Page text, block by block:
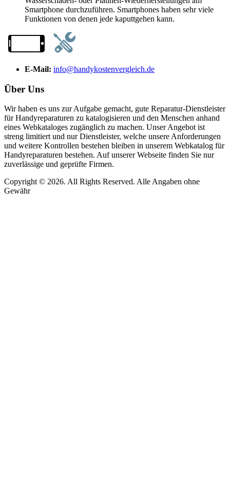
Smartphone durchzuführen. Smartphones haben sehr viele
Funktionen von denen jede kaputtgehen kann.
E-Mail: info@handykostenvergleich.de
Über Uns
Wir haben es uns zur Aufgabe gemacht, gute Reparatur-Dienstleister
für Handyreparaturen zu katalogisieren und den Menschen anhand
eines Webkataloges zugänglich zu machen. Unser Angebot ist
streng limitiert und nur Dienstleister, welche unsere Anforderungen
und weitere Kontrollen bestehen bleiben in unserem Webkatalog für
Handyreparaturen bestehen. Auf unserer Webseite finden Sie nur
zuverlässige und geprüfte Firmen.
Copyright © 2026. All Rights Reserved. Alle Angaben ohne
Gewähr